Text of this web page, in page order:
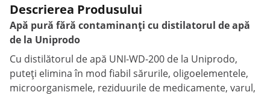
Descrierea Produsului
Apă pură fără contaminanți cu distilatorul de apă
de la Uniprodo
Cu distilătorul de apă UNI-WD-200 de la Uniprodo,
puteți elimina în mod fiabil sărurile, oligoelementele,
microorganismele, reziduurile de medicamente, varul,